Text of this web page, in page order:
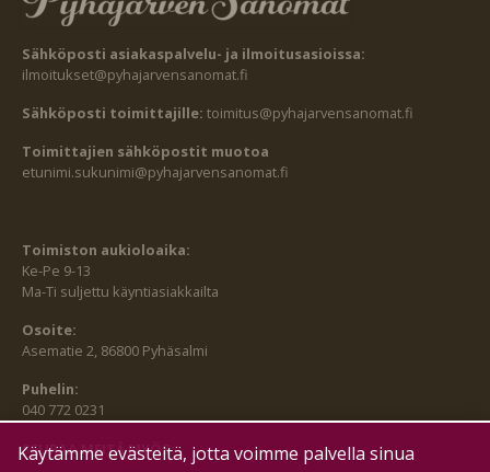
Sähköposti asiakaspalvelu- ja ilmoitusasioissa:
ilmoitukset@pyhajarvensanomat.fi
Sähköposti toimittajille: toimitus@pyhajarvensanomat.fi
Toimittajien sähköpostit muotoa
etunimi.sukunimi@pyhajarvensanomat.fi
Toimiston aukioloaika:
Ke-Pe 9-13
Ma-Ti suljettu käyntiasiakkailta
Osoite:
Asematie 2, 86800 Pyhäsalmi
Puhelin:
040 772 0231
SEURAA MEITÄ MYÖS:
Käytämme evästeitä, jotta voimme palvella sinua